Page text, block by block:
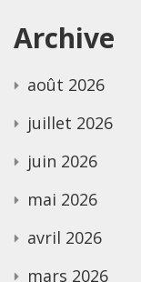
Archive
août 2026
juillet 2026
juin 2026
mai 2026
avril 2026
mars 2026